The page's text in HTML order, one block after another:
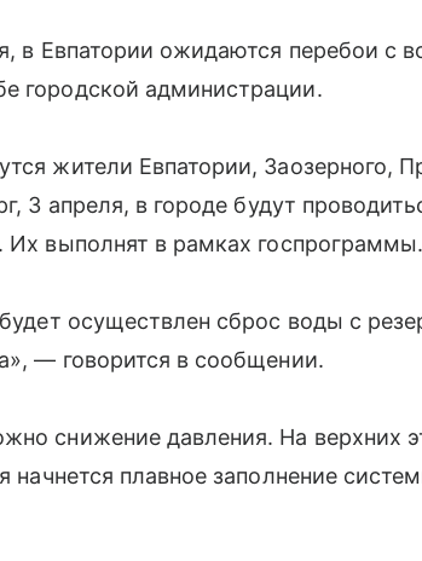
в Евпатории ожидаются перебои с
городской администрации.
жители Евпатории, Заозерного,
3 апреля, в городе будут
Их выполнят в рамках госпрограммы.
осуществлен сброс воды с
— говорится в сообщении.
снижение давления. На верхних
начнется плавное заполнение